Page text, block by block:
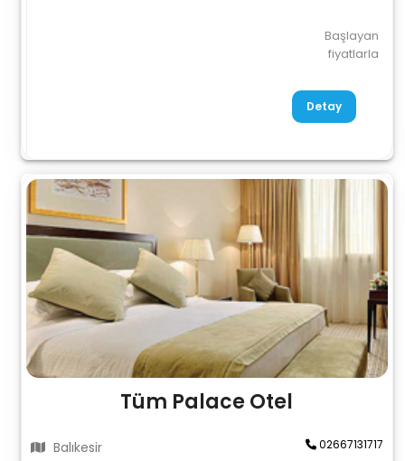
Başlayan
fiyatlarla
Detay
Tüm Palace Otel
Balıkesir 02667131717